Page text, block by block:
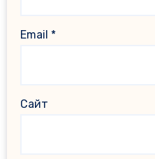
Email *
Сайт